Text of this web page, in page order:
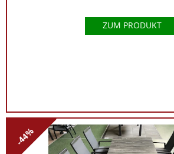
ZUM PRODUKT
-44%